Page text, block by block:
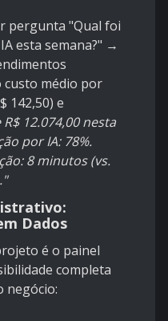
pergunta "Qual foi
esta semana?" →
custo médio por
142,50) e
12.074,00 nesta
por IA: 78%.
8 minutos (vs.
Dados
é o painel
completa
negócio: